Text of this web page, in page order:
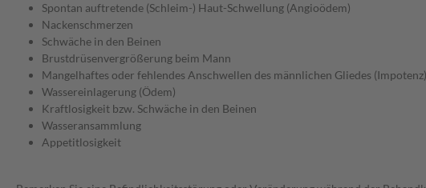
Spontan auftretende (Schleim-) Haut-Schwellung (Angioödem)
Nackenschmerzen
Schwäche in den Beinen
Brustdrüsenvergrößerung beim Mann
Mangelhaftes oder fehlendes Anschwellen des männlichen Gliedes (Impotenz)
Wassereinlagerung (Ödem)
Kraftlosigkeit bzw. Schwäche in den Beinen
Wasseransammlung
Appetitlosigkeit